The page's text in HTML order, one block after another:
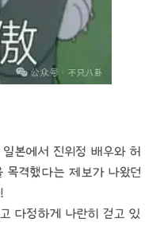
일본에서 진위정 배우와 허
목격했다는 제보가 나왔던
다정하게 나란히 걷고 있